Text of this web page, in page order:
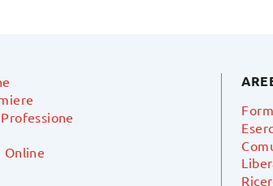
Online